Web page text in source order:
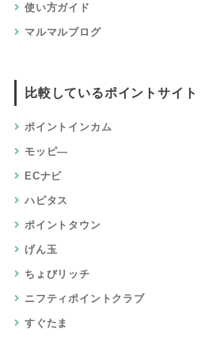
使い方ガイド
マルマルブログ
比較しているポイントサイト
ポイントインカム
モッピ―
ECナビ
ハピタス
ポイントタウン
げん玉
ちょびリッチ
ニフティポイントクラブ
すぐたま